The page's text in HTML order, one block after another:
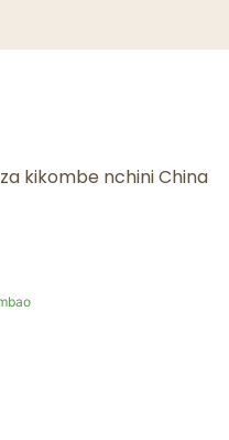
kikombe nchini China